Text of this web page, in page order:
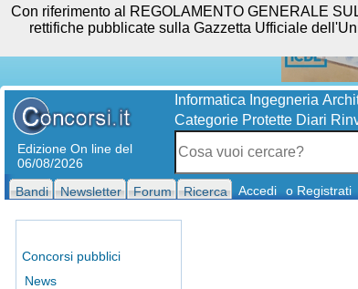
Edizione On line del
06/08/2026
Informatica Ingegneria
Categorie Protette Diari
Bandi Newsletter Forum Ricerca Accedi o Registrati
Concorsi pubblici
News
Con riferimento al REGOLAMENTO GENERALE
rettifiche pubblicate sulla Gazzetta Ufficiale